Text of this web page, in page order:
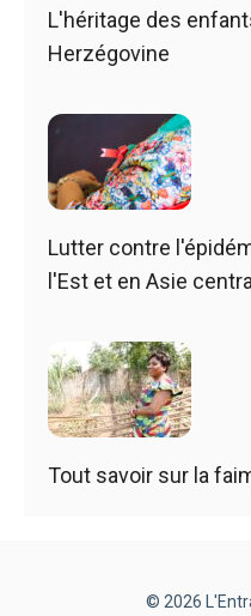
L'héritage des
Herzégovine
Lutter contre
l'Est et en Asie
Tout savoir sur la
© 2026